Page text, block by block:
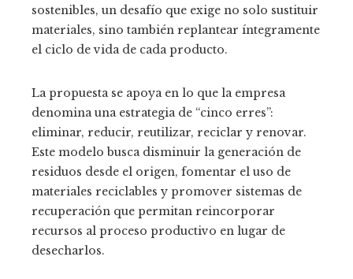
sostenibles, un desafío que exige no solo sustituir
materiales, sino también replantear íntegramente
el ciclo de vida de cada producto.
La propuesta se apoya en lo que la empresa
denomina una estrategia de “cinco erres”:
eliminar, reducir, reutilizar, reciclar y renovar.
Este modelo busca disminuir la generación de
residuos desde el origen, fomentar el uso de
materiales reciclables y promover sistemas de
recuperación que permitan reincorporar
recursos al proceso productivo en lugar de
desecharlos.